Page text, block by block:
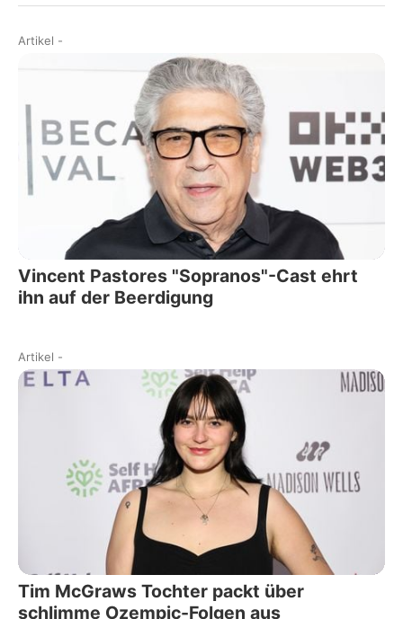
Artikel -
Vincent Pastores "Sopranos"-Cast ehrt
ihn auf der Beerdigung
Artikel -
Tim McGraws Tochter packt über
schlimme Ozempic-Folgen aus